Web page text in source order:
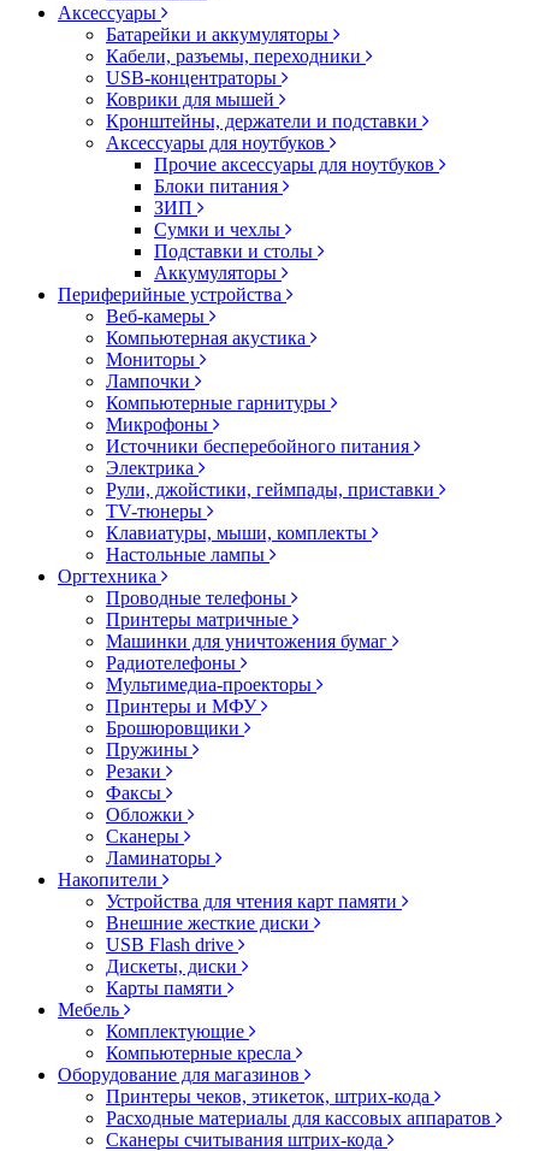
Аксессуары
Батарейки и аккумуляторы
Кабели, разъемы, переходники
USB-концентраторы
Коврики для мышей
Кронштейны, держатели и подставки
Аксессуары для ноутбуков
Прочие аксессуары для ноутбуков
Блоки питания
ЗИП
Сумки и чехлы
Подставки и столы
Аккумуляторы
Периферийные устройства
Веб-камеры
Компьютерная акустика
Мониторы
Лампочки
Компьютерные гарнитуры
Микрофоны
Источники бесперебойного питания
Электрика
Рули, джойстики, геймпады, приставки
TV-тюнеры
Клавиатуры, мыши, комплекты
Настольные лампы
Оргтехника
Проводные телефоны
Принтеры матричные
Машинки для уничтожения бумаг
Радиотелефоны
Мультимедиа-проекторы
Принтеры и МФУ
Брошюровщики
Пружины
Резаки
Факсы
Обложки
Сканеры
Ламинаторы
Накопители
Устройства для чтения карт памяти
Внешние жесткие диски
USB Flash drive
Дискеты, диски
Карты памяти
Мебель
Комплектующие
Компьютерные кресла
Оборудование для магазинов
Принтеры чеков, этикеток, штрих-кода
Расходные материалы для кассовых аппаратов
Сканеры считывания штрих-кода